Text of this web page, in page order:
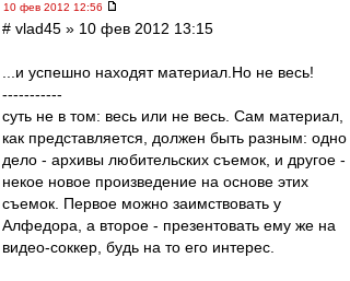
10 фев 2012 12:56
# vlad45 » 10 фев 2012 13:15
...и успешно находят материал.Но не весь!
-----------
суть не в том: весь или не весь. Сам материал,
как представляется, должен быть разным: одно
дело - архивы любительских съемок, и другое -
некое новое произведение на основе этих
съемок. Первое можно заимствовать у
Алфедора, а второе - презентовать ему же на
видео-соккер, будь на то его интерес.